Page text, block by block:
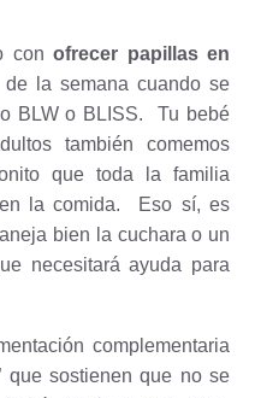
con ofrecer papillas en
la semana cuando se
BLW o BLISS.
Tu bebé
también comemos
que toda la familia
la comida.
Eso sí, es
bien la cuchara o un
necesitará ayuda para
complementaria
que sostienen que no se